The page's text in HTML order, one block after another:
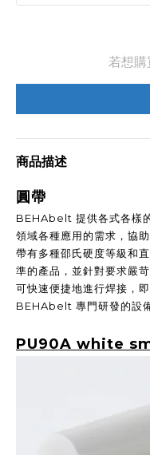
若想購
商品描述
圓帶
BEHAbelt 提供各式各樣
領域各種應用的需求，協
帶有多種邵氏硬度等級和
準的產品，並針對要求嚴
可快速便捷地進行焊接，
BEHAbelt 專門研發的設
PU90A white